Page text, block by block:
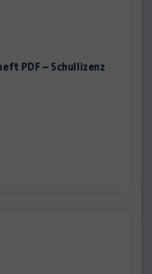
PDF – Schullizenz